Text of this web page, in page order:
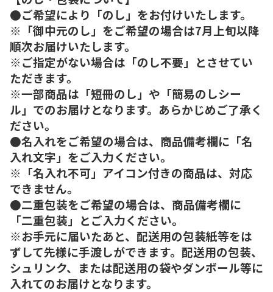
●ご希望により「のし」をお付けいたします。
※「御中元のし」をご希望の場合は7月上旬以降
順次お届けいたします。
※ご指定がない場合は「のし不要」とさせてい
ただきます。
※一部商品は「短冊のし」や「簡易のしシー
ル」でのお届けとなります。あらかじめご了承く
ださい。
●名入れをご希望の場合は、商品備考欄に「名
入れ文字」をご入力ください。
※「名入れ不可」アイコン付きの商品は、対応
できません。
●二重包装をご希望の場合は、商品備考欄に
「二重包装」とご入力ください。
※お手元に届いたあと、配送用の包装紙等をは
ずして先様に手渡しができます。配送用の包装、
シュリンク、または配送用の袋やダンボール等に
入れてのお届けとなります。